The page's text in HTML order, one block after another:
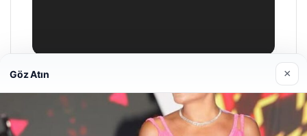
Göz Atın ×